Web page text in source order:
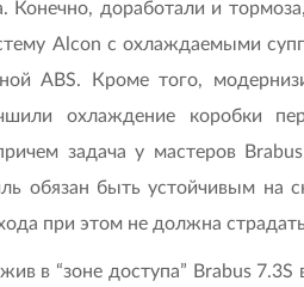
Конечно, доработали и
Alcon с охлаждаемыми
ABS. Кроме того,
охлаждение коробки
задача у мастеров
обязан быть устойчивым на
при этом не должна
в “зоне доступа” Brabus 7.3S